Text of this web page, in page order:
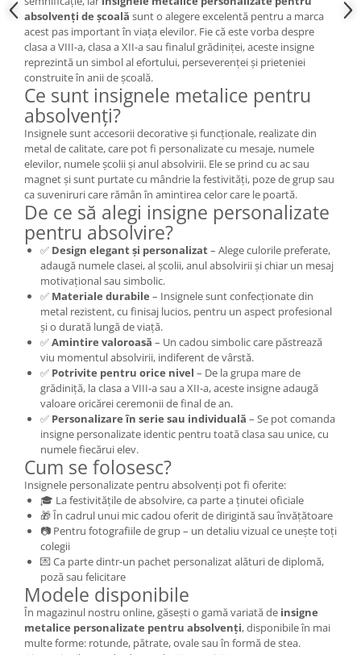
absolvenți de școală sunt o alegere excelentă pentru a marca
acest pas important în viața elevilor. Fie că este vorba despre
clasa a VIII-a, clasa a XII-a sau finalul grădiniței, aceste insigne
reprezintă un simbol al efortului, perseverenței și prieteniei
construite în anii de școală.
Ce sunt insignele metalice pentru
absolvenți?
Insignele sunt accesorii decorative și funcționale, realizate din
metal de calitate, care pot fi personalizate cu mesaje, numele
elevilor, numele școlii și anul absolvirii. Ele se prind cu ac sau
magnet și sunt purtate cu mândrie la festivități, poze de grup sau
ca suveniruri care rămân în amintirea celor care le poartă.
De ce să alegi insigne personalizate
pentru absolvire?
✅ Design elegant și personalizat– Alege culorile preferate,
adaugă numele clasei, al școlii, anul absolvirii și chiar un mesaj
motivațional sau simbolic.
✅ Materiale durabile – Insignele sunt confecționate din
metal rezistent, cu finisaj lucios, pentru un aspect profesional
și o durată lungă de viață.
✅Amintire valoroasă – Un cadou simbolic care păstrează
viu momentul absolvirii, indiferent de vârstă.
✅ Potrivite pentru orice nivel – De la grupa mare de
grădiniță, la clasa a VIII-a sau a XII-a, aceste insigne adaugă
valoare oricărei ceremonii de final de an.
✅ Personalizare în serie sau individuală – Se pot comanda
insigne personalizate identic pentru toată clasa sau unice, cu
numele fiecărui elev.
Cum se folosesc?
Insignele personalizate pentru absolvenți pot fi oferite:
🎓 La festivitățile de absolvire, ca parte a ținutei oficiale
🎁 În cadrul unui mic cadou oferit de dirigintă sau învățătoare
📷 Pentru fotografiile de grup – un detaliu vizual ce unește toți
colegii
💌 Ca parte dintr-un pachet personalizat alături de diplomă,
poză sau felicitare
Modele disponibile
În magazinul nostru online, găsești o gamă variată de insigne
metalice personalizate pentru absolvenți, disponibile în mai
multe forme: rotunde, pătrate, ovale sau în formă de stea.